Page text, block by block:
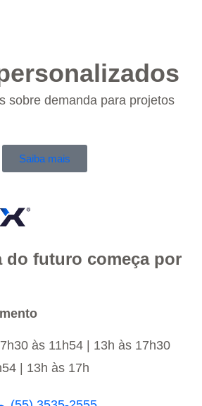
sobre demanda para projetos
Saiba mais
do futuro começa por
às 11h54 | 13h às 17h30
| 13h às 17h